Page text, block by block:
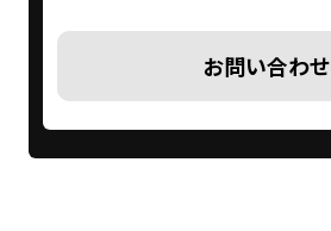
お問い合わせ